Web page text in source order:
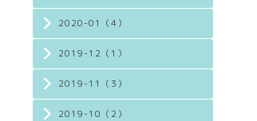
2020-01（4）
2019-12（1）
2019-11（3）
2019-10（2）